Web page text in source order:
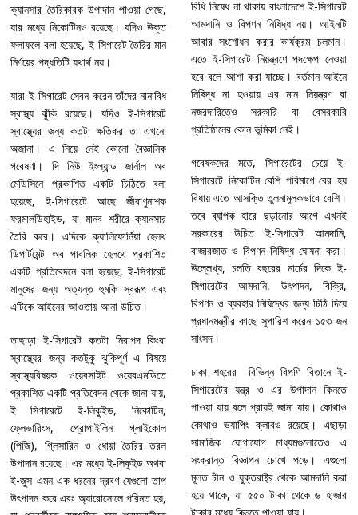
ক্যানসার তৈরিকারক উপাদান পাওয়া গেছে,
যার মধ্যে নিকোটিনও রয়েছে। যদিও উক্ত
ফলাফলে বলা হয়েছে, ই-সিগারেট তৈরির মান
নির্ণয়ের পদ্ধতিটি যথার্থ নয়।
যারা ই-সিগারেট সেবন করেন তাঁদের নানাবিধ
স্বাস্থ্য ঝুঁকি রয়েছে। যদিও ই-সিগারেট
স্বাস্থ্যের জন্য কতটা ক্ষতিকর তা এখনো
অজানা। এ নিয়ে নেই কোনো বৈজ্ঞানিক
গবেষণা। দি নিউ ইংল্যান্ড জার্নাল অব
মেডিসিনে প্রকাশিত একটি চিঠিতে বলা
হয়েছে, ই-সিগারেটে আছে জীবাণুনাশক
ফরমালডিহাইড, যা মানব শরীরে ক্যানসার
তৈরি করে। এদিকে ক্যালিফোর্নিয়া হেলথ
ডিপার্টমেন্ট অব পাবলিক হেলথে প্রকাশিত
একটি প্রতিবেদনে বলা হয়েছে, ই-সিগারেট
মানুষের জন্য অত্যন্ত হুমকি স্বরূপ এবং
এটিকে আইনের আওতায় আনা উচিত।
তাছাড়া ই-সিগারেট কতটা নিরাপদ কিংবা
স্বাস্থ্যের জন্য কতটুকু ঝুকিপূর্ণ এ বিষয়ে
স্বাস্থ্যবিষয়ক ওয়েবসাইট ওয়েবএমডিতে
প্রকাশিত একটি প্রতিবেদন থেকে জানা যায়,
ই সিগারেটে
ই-লিকুইড, নিকোটিন,
ফ্লেভারিংস, প্রোপাইলিন গ্লাইকোল
(পিজি), গ্লিসারিন ও ধোয়া তৈরির তরল
উপাদান রয়েছে। এর মধ্যে ই-লিকুইড অথবা
ই-জুস এমন এক ধরনের দ্রবণ যেগুলো তাপ
উৎপাদন করে এবং অ্যারোসোলে পরিনত হয়,
বিধি নিষেধ না থাকায় বাংলাদেশে ই-সিগারেট
আমদানি ও বিপণন নিষিদ্ধ নয়। আইনটি
আবার সংশোধন করার কার্যক্রম চলমান।
এতে ই-সিগারেট নিয়ন্ত্রণে পদক্ষেপ নেওয়া
হবে বলে আশা করা যাচ্ছে। বর্তমান আইনে
নিষিদ্ধ না হওয়ায় এর মান নিয়ন্ত্রণ বা
নজরদারিতেও সরকারি বা বেসরকারি
প্রতিষ্ঠানের কোন ভূমিকা নেই।
গবেষকদের মতে, সিগারেটের চেয়ে ই-
সিগারেটে নিকোটিন বেশি পরিমাণে বের হয়
বিধায় এতে আসক্তি তুলনামূলকভাবে বেশি।
তবে ব্যাপক হারে ছড়ানোর আগে এখনই
সরকারের উচিত ই-সিগারেট আমদানি,
বাজারজাত ও বিপণন নিষিদ্ধ ঘোষনা করা।
উল্লেখ্য, চলতি বছরের মার্চের দিকে ই-
সিগারেটের আমদানি, উৎপাদন, বিক্রি,
বিপণন ও ব্যবহার নিষিদ্ধের জন্য চিঠি দিয়ে
প্রধানমন্ত্রীর কাছে সুপারিশ করেন ১৫৩ জন
সাংসদ।
ঢাকা শহরের বিভিন্ন বিপণি বিতানে ই-
সিগারেটের যন্ত্র ও এর উপাদান কিনতে
পাওয়া যায় বলে প্রায়ই জানা যায়। কোথাও
কোথাও ভ্যাপিং ক্লাবও রয়েছে। এছাড়া
সামাজিক যোগাযোগ মাধ্যমগুলোতেও এ
সংক্রান্ত বিজ্ঞাপন চোখে পড়ে। এগুলো
মূলত চীন ও যুক্তরাষ্ট্র থেকে আমদানি করা
হয়ে থাকে, যা ৫৫০ টাকা থেকে ৬ হাজার